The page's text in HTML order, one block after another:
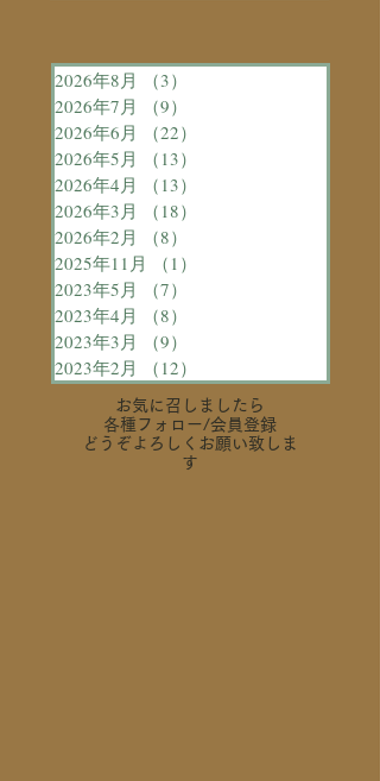
2026年8月 （3）
2026年7月
（9）
2026年6月
（22）
2026年5月
（13）
2026年4月
（13）
2026年3月
（18）
2026年2月
（8）
2025年11月
（1）
2023年5月
（7）
2023年4月
（8）
2023年3月
（9）
2023年2月
（12）
お気に召しましたら
各種フォロー/会員登録
どうぞよろしくお願い致しま
す